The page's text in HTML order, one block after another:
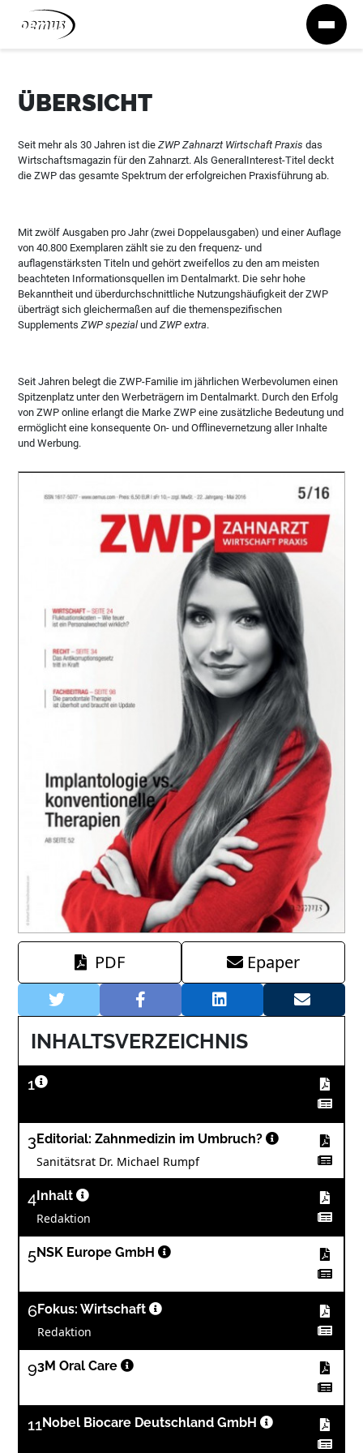
Zum Inhalt springen
ÜBERSICHT
Seit mehr als 30 Jahren ist dieZWP Zahnarzt Wirtschaft Praxis das
Wirtschaftsmagazin für den Zahnarzt. Als GeneralInterest-Titel deckt
die ZWP das gesamte Spektrum der erfolgreichen Praxisführung ab.
Mit zwölf Ausgaben pro Jahr (zwei Doppelausgaben) und einer Auflage
von 40.800 Exemplaren zählt sie zu den frequenz- und
auflagenstärksten Titeln und gehört zweifellos zu den am meisten
beachteten Informationsquellen im Dentalmarkt. Die sehr hohe
Bekanntheit und überdurchschnittliche Nutzungshäufigkeit der ZWP
überträgt sich gleichermaßen auf die themenspezifischen
SupplementsZWP spezial undZWP extra.
Seit Jahren belegt die ZWP-Familie im jährlichen Werbevolumen einen
Spitzenplatz unter den Werbeträgern im Dentalmarkt. Durch den Erfolg
von ZWP online erlangt die Marke ZWP eine zusätzliche Bedeutung und
ermöglicht eine konsequente On- und Offlinevernetzung aller Inhalte
und Werbung.
PDF Epaper
INHALTSVERZEICHNIS
1
3 Editorial: Zahnmedizin im Umbruch?
Sanitätsrat Dr. Michael Rumpf
4 Inhalt
Redaktion
5NSK Europe GmbH
6Fokus: Wirtschaft
Redaktion
93M Oral Care
11Nobel Biocare Deutschland GmbH